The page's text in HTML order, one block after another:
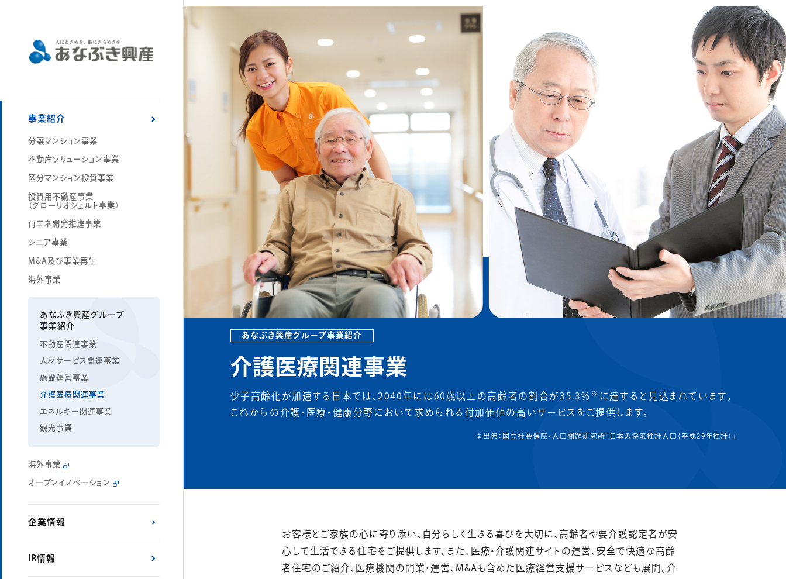
事業紹介
分譲マンション事業
不動産ソリューション事業
区分マンション投資事業
投資用不動産事業
（グローリオシェルト事業）
再エネ開発推進事業
シニア事業
M&A及び事業再生
海外事業
あなぶき興産グループ
事業紹介
不動産関連事業
人材サービス関連事業
施設運営事業
介護医療関連事業
エネルギー関連事業
観光事業
海外事業
オープンイノベーション
企業情報
IR情報
あなぶき興産グループ事業紹介
介護医療関連事業
少子高齢化が加速する日本では、2040年には60歳以上の高齢者の割合が35.3％ ※ に達すると見込まれています。
これからの介護・医療・健康分野において求められる付加価値の高いサービスをご提供します。
※出典：国立社会保障・人口問題研究所「日本の将来推計人口（平成29年推計）」
お客様とご家族の心に寄り添い、自分らしく生きる喜びを大切に、高齢者や要介護認定者が安
心して生活できる住宅をご提供します。また、医療・介護関連サイトの運営、安全で快適な高齢
者住宅のご紹介、医療機関の開業・運営、M&Aも含めた医療経営支援サービスなども展開。介